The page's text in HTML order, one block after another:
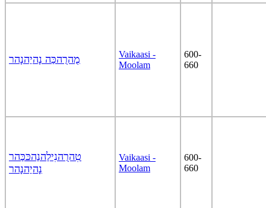
מֻהרֻהכַּה נָהיַהנָהר
Vaikaasi -
Moolam
600-
660
טִהרֻהנִילַהנַהכּכַּהר
נָהיַהנָהר
Vaikaasi -
Moolam
600-
660